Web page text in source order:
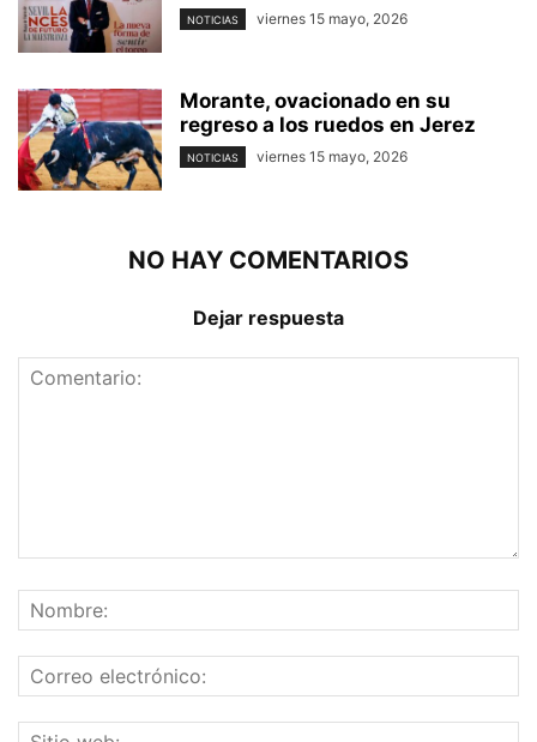
NOTICIAS viernes 15 mayo, 2026
Morante, ovacionado en su
regreso a los ruedos en Jerez
NOTICIAS viernes 15 mayo, 2026
NO HAY COMENTARIOS
Dejar respuesta